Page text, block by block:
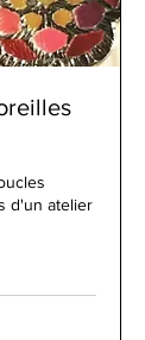
d'un atelier